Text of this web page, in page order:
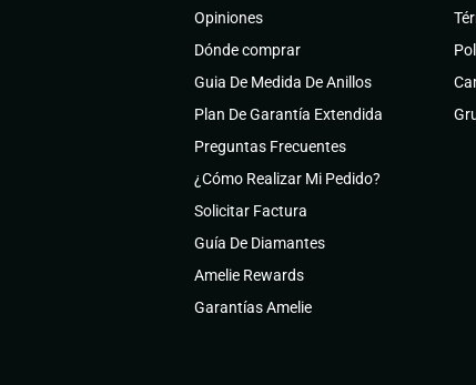
Opiniones
Dónde comprar
Guia De Medida De Anillos
Plan De Garantía Extendida
Preguntas Frecuentes
¿Cómo Realizar Mi Pedido?
Solicitar Factura
Guía De Diamantes
Amelie Rewards
Garantías Amelie